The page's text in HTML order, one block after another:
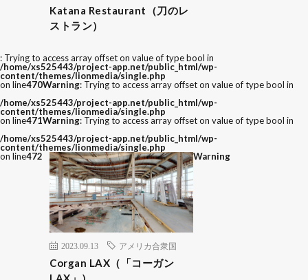
Katana Restaurant（刀のレ
ストラン）
: Trying to access array offset on value of type bool in
/home/xs525443/project-app.net/public_html/wp-
content/themes/lionmedia/single.php
on line470Warning: Trying to access array offset on value of type bool in
/home/xs525443/project-app.net/public_html/wp-
content/themes/lionmedia/single.php
on line471Warning: Trying to access array offset on value of type bool in
/home/xs525443/project-app.net/public_html/wp-
content/themes/lionmedia/single.php
on line472
2023.09.13 アメリカ合衆国
Corgan LAX（「コーガン
Warning